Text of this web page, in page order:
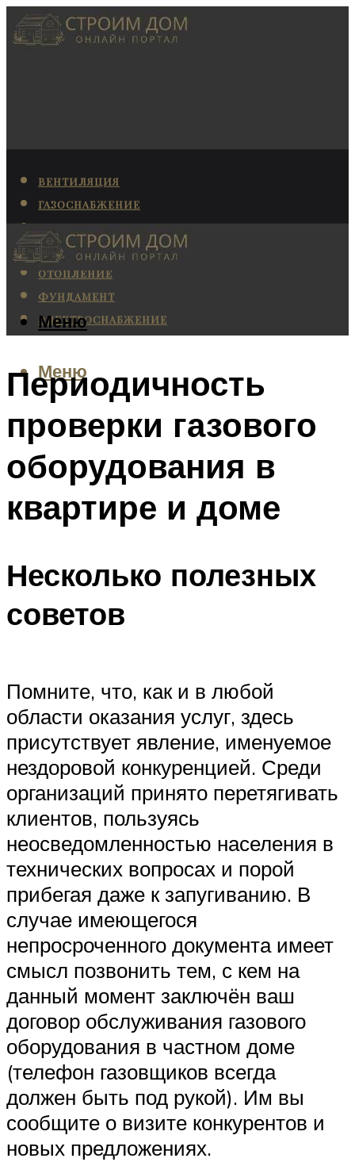
ВЕНТИЛЯЦИЯ
ГАЗОСНАБЖЕНИЕ
КАНАЛИЗАЦИЯ
КОНДИЦИОНИРОВАНИЕ
ОТОПЛЕНИЕ
ФУНДАМЕНТ
ЭЛЕКТРОСНАБЖЕНИЕ
Меню
Меню
Периодичность
проверки газового
оборудования в
квартире и доме
Несколько полезных
советов
Помните, что, как и в любой
области оказания услуг, здесь
присутствует явление, именуемое
нездоровой конкуренцией. Среди
организаций принято перетягивать
клиентов, пользуясь
неосведомленностью населения в
технических вопросах и порой
прибегая даже к запугиванию. В
случае имеющегося
непросроченного документа имеет
смысл позвонить тем, с кем на
данный момент заключён ваш
договор обслуживания газового
оборудования в частном доме
(телефон газовщиков всегда
должен быть под рукой). Им вы
сообщите о визите конкурентов и
новых предложениях.